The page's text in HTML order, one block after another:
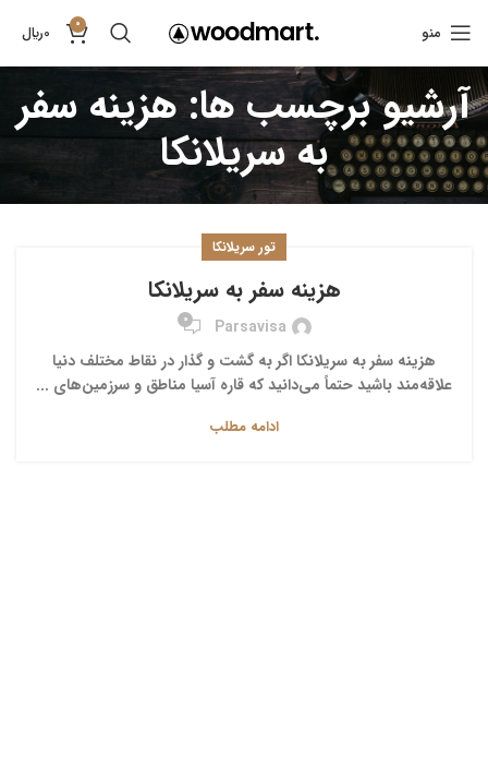
منو 0
0﷼
آرشیو برچسب ها: هزینه سفر
به سریلانکا
تور سریلانکا
هزینه سفر به سریلانکا
Parsavisa
0
هزینه سفر به سریلانکا اگر به گشت و گذار در نقاط مختلف دنیا
علاقه‌مند باشید حتماً می‌دانید که قاره آسیا مناطق و سرزمین‌های ...
ادامه مطلب